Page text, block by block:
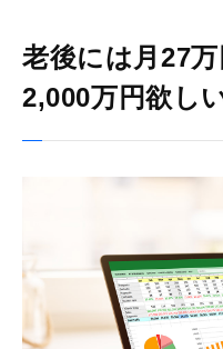
老後には月27
2,000万円欲し